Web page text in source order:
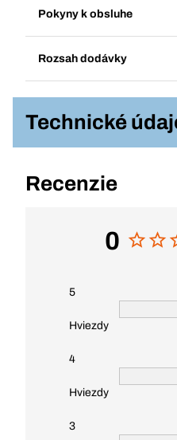
Pokyny k obsluhe
Rozsah dodávky
Technické
Recenzie
0
5
Hviezdy
4
Hviezdy
3